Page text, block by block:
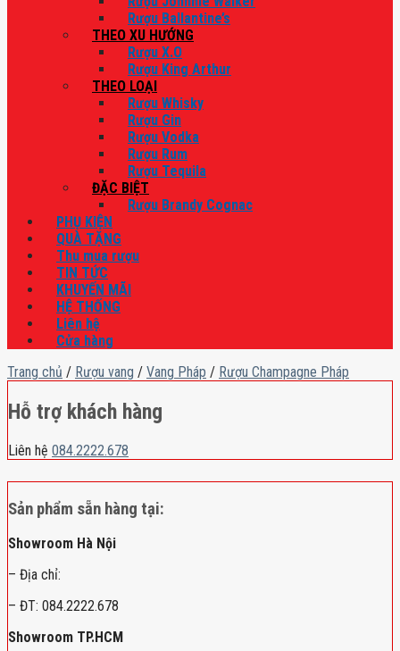
Rượu Ballantine’s
THEO XU HƯỚNG
Rượu X.O
Rượu King Arthur
THEO LOẠI
Rượu Whisky
Rượu Gin
Rượu Vodka
Rượu Rum
Rượu Tequila
ĐẶC BIỆT
Rượu Brandy Cognac
PHỤ KIỆN
QUÀ TẶNG
Thu mua rượu
TIN TỨC
KHUYẾN MÃI
HỆ THỐNG
Liên hệ
Cửa hàng
Trang chủ / Rượu vang / Vang Pháp / Rượu Champagne Pháp
Hỗ trợ khách hàng
Liên hệ 084.2222.678
Sản phẩm sẵn hàng tại:
Showroom Hà Nội
– Địa chỉ:
– ĐT: 084.2222.678
Showroom TP.HCM